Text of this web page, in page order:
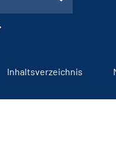
Inhaltsverzeichnis